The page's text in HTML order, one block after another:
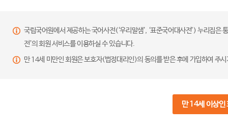
국립국어원에서 제공하는 국어사전(‘우리말샘’, ‘표준국어대사전’) 누리집
전’의 회원 서비스를 이용하실 수 있습니다.
만 14세 미만인 회원은 보호자(법정대리인)의 동의를 받은 후에 가입하여 주
만 14세 이상인